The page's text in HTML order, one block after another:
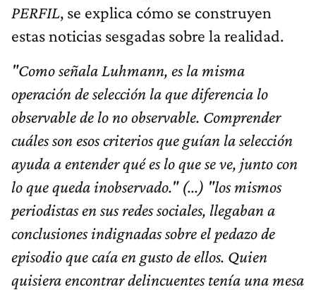
PERFIL, se explica cómo se construyen
estas noticias sesgadas sobre la realidad.
"Como señala Luhmann, es la misma
operación de selección la que diferencia lo
observable de lo no observable. Comprender
cuáles son esos criterios que guían la selección
ayuda a entender qué es lo que se ve, junto con
lo que queda inobservado." (...) "los mismos
periodistas en sus redes sociales, llegaban a
conclusiones indignadas sobre el pedazo de
episodio que caía en gusto de ellos. Quien
quisiera encontrar delincuentes tenía una mesa